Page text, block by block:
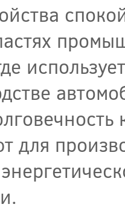
для